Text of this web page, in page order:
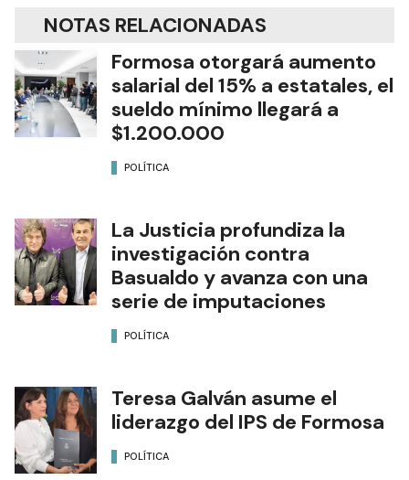
NOTAS RELACIONADAS
Formosa otorgará aumento
salarial del 15% a estatales, el
sueldo mínimo llegará a
$1.200.000
POLÍTICA
La Justicia profundiza la
investigación contra
Basualdo y avanza con una
serie de imputaciones
POLÍTICA
Teresa Galván asume el
liderazgo del IPS de Formosa
POLÍTICA